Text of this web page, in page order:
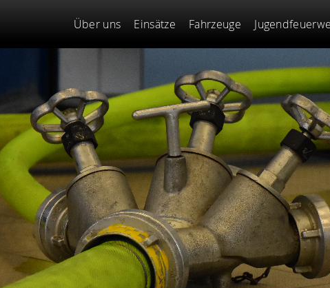
Über uns Einsätze Fahrzeuge